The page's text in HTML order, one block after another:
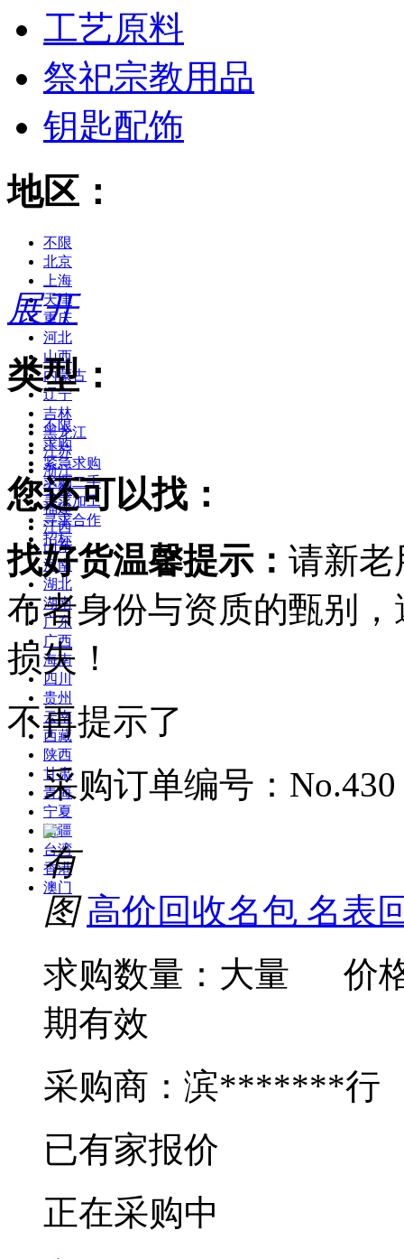
工艺原料
祭祀宗教用品
钥匙配饰
地区：
不限
北京
上海
天津
重庆
河北
山西
内蒙古
辽宁
吉林
黑龙江
江苏
浙江
安徽
福建
江西
山东
河南
湖北
湖南
广东
广西
海南
四川
贵州
云南
西藏
陕西
甘肃
青海
宁夏
新疆
台湾
香港
澳门
展开
类型：
不限
求购
紧急求购
求购二手
寻求加工
寻求合作
招标
您还可以找：
找好货温馨提示： 请新老
布者身份与资质的甄别
损失！
不再提示了
采购订单编号：No.430
高价回收名包 名表
求购数量：大量 价
期有效
采购商：滨*******行
已有家报价
正在采购中